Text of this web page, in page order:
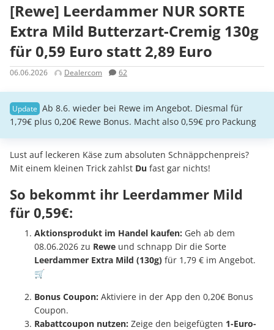
[Rewe] Leerdammer NUR SORTE
Extra Mild Butterzart-Cremig 130g
für 0,59 Euro statt 2,89 Euro
06.06.2026 Dealercom 62
Ab 8.6. wieder bei Rewe im Angebot. Diesmal für
1,79€ plus 0,20€ Rewe Bonus. Macht also 0,59€ pro Packung
Lust auf leckeren Käse zum absoluten Schnäppchenpreis?
Mit einem kleinen Trick zahlst Du fast gar nichts!
So bekommt ihr Leerdammer Mild
für 0,59€:
Aktionsprodukt im Handel kaufen: Geh ab dem
08.06.2026 zu Rewe und schnapp Dir die Sorte
Leerdammer Extra Mild (130g) für 1,79 € im Angebot.
🛒
Bonus Coupon: Aktiviere in der App den 0,20€ Bonus
Coupon.
Rabattcoupon nutzen: Zeige den beigefügten 1-Euro-